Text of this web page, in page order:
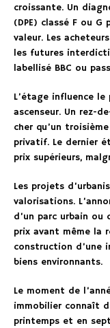
croissante. Un
(DPE) classé F ou
valeur. Les
les futures
labellisé BBC ou
L’étage influence le
ascenseur. Un rez-
cher qu’un
privatif. Le dernier
prix supérieurs,
Les projets
valorisations.
d’un parc urbain
prix avant même la
construction d’une
biens environnants.
Le moment de
immobilier connaît
printemps et en